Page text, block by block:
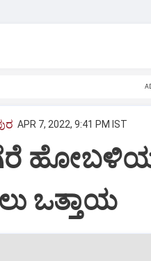
APR 7, 2022, 9:41 PM IST
ಒತ್ತಾಯ